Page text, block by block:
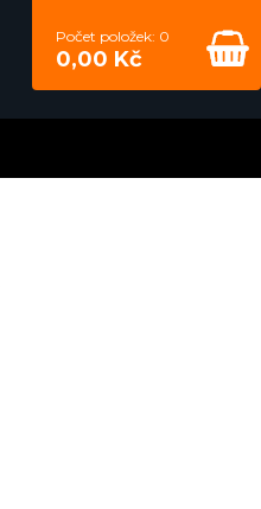
Počet položek: 0
0,00 Kč